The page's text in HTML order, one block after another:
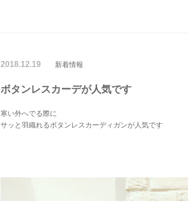
2018.12.19 新着情報
ボタンレスカーデが人気です
寒い外へでる際に
サッと羽織れるボタンレスカーディガンが人気です